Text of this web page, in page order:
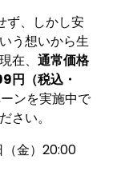
ず、しかし安
う想いから生
在、通常価格
円（税込・
ンを実施中で
さい。
（金）20:00